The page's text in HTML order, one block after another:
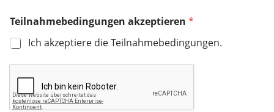
a
m
e
e
p
Teilnahmebedingungen akzeptieren *
Ich akzeptiere die Teilnahmebedingungen.